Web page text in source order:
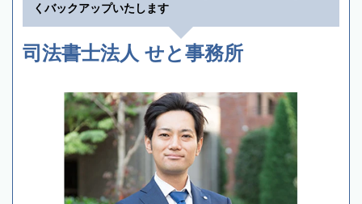
くバックアップいたします
司法書士法人 せと事務所